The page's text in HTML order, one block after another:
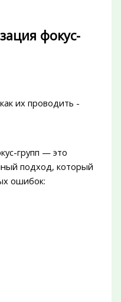
фокус-
групп — это
подход, который
ошибок: